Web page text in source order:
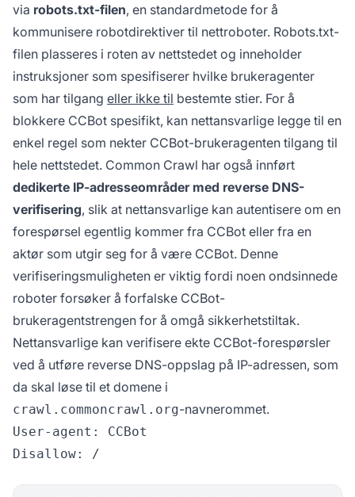
via robots.txt-filen, en standardmetode for å
kommunisere robotdirektiver til nettroboter. Robots.txt-
filen plasseres i roten av nettstedet og inneholder
instruksjoner som spesifiserer hvilke brukeragenter
som har tilgang eller ikke til bestemte stier. For å
blokkere CCBot spesifikt, kan nettansvarlige legge til en
enkel regel som nekter CCBot-brukeragenten tilgang til
hele nettstedet. Common Crawl har også innført
dedikerte IP-adresseområder med reverse DNS-
verifisering, slik at nettansvarlige kan autentisere om en
forespørsel egentlig kommer fra CCBot eller fra en
aktør som utgir seg for å være CCBot. Denne
verifiseringsmuligheten er viktig fordi noen ondsinnede
roboter forsøker å forfalske CCBot-
brukeragentstrengen for å omgå sikkerhetstiltak.
Nettansvarlige kan verifisere ekte CCBot-forespørsler
ved å utføre reverse DNS-oppslag på IP-adressen, som
da skal løse til et domene i
crawl.commoncrawl.org-navnerommet.
User-agent: CCBot